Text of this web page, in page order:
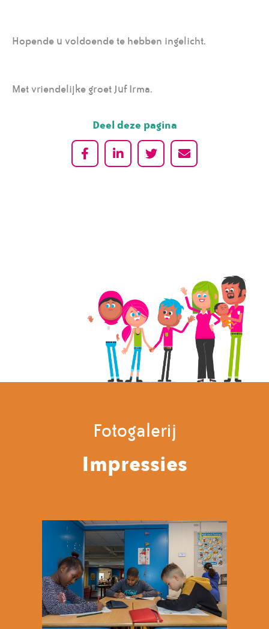
Hopende u voldoende te hebben ingelicht.
Met vriendelijke groet Juf Irma.
Deel deze pagina
Fotogalerij
Impressies